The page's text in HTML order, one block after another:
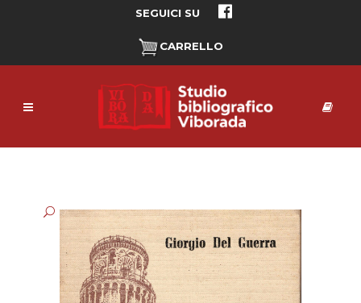
SEGUICI SU
CARRELLO